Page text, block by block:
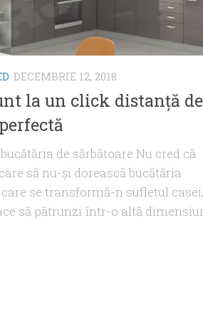
DECEMBRIE 12, 2018
la un click distanţă de
de sărbătoare Nu cred că
să nu-şi dorească bucătăria
se transformă-n sufletul casei,
să pătrunzi într-o altă